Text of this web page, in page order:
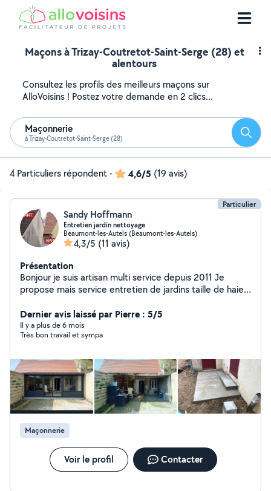
Maçons à Trizay-Coutretot-Saint-Serge (28) et
alentours
Consultez les profils des meilleurs maçons sur
AlloVoisins ! Postez votre demande en 2 clics...
Maçonnerie
à Trizay-Coutretot-Saint-Serge (28)
4 Particuliers répondent- 4,6/5 (19 avis)
Particulier
Sandy Hoffmann
Entretien jardin nettoyage
Beaumont-les-Autels (Beaumont-les-Autels)
4,3/5 (11 avis)
Présentation
Bonjour je suis artisan multi service depuis 2011 Je
propose mais service entretien de jardins taille de haies
Nettoyage toiture anti mousse hydrofuge Pose papier
peint Peinture intérieur extérieur Nettoyage gouttière
Maçonnerie Pose clôture rigide Pose portail Dalle béton
jardin chalet Service qualité au meilleur prix Facilités de
paiement en 3 fois sans frais Devis et déplacement
gratuit
Dernier avis laissé par Pierre : 5/5
Il y a plus de 6 mois
Très bon travail et sympa
Maçonnerie
Voir le profil Contacter